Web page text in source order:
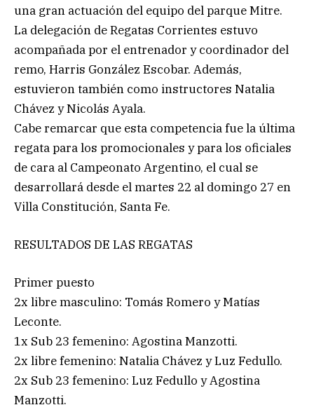
una gran actuación del equipo del parque Mitre.
La delegación de Regatas Corrientes estuvo
acompañada por el entrenador y coordinador del
remo, Harris González Escobar. Además,
estuvieron también como instructores Natalia
Chávez y Nicolás Ayala.
Cabe remarcar que esta competencia fue la última
regata para los promocionales y para los oficiales
de cara al Campeonato Argentino, el cual se
desarrollará desde el martes 22 al domingo 27 en
Villa Constitución, Santa Fe.
RESULTADOS DE LAS REGATAS
Primer puesto
2x libre masculino: Tomás Romero y Matías
Leconte.
1x Sub 23 femenino: Agostina Manzotti.
2x libre femenino: Natalia Chávez y Luz Fedullo.
2x Sub 23 femenino: Luz Fedullo y Agostina
Manzotti.